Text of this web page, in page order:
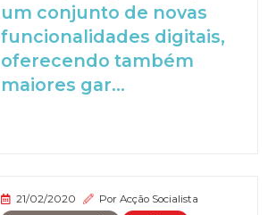
um conjunto de novas
funcionalidades digitais,
oferecendo também
maiores gar...
21/02/2020 PorAcção Socialista